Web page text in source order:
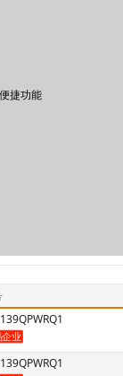
捷功能